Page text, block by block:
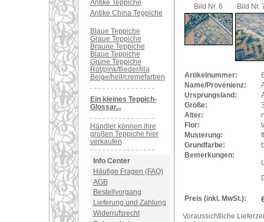
Antike Teppiche
Antike China Teppiche
Blaue Teppiche
Graue Teppiche
Braune Teppiche
Blaue Teppiche
Grüne Teppiche
Rot/pink/flieder/lila
Beige/hell/cremefarben
Ein kleines Teppich-
Glossar...
Händler können ihre
großen Teppiche hier
verkaufen
Info Center
Häufige Fragen (FAQ)
AGB
Bestellvorgang
Lieferung und Zahlung
Widerrufsrecht
Bild Nr. 6 Bild Nr.
Artikelnummer:
Name/Provenienz:
Ursprungsland:
Größe:
Alter:
Flor:
Musterung:
Grundfarbe:
Bemerkungen:
Preis (inkl. MwSt.):
Voraussichtliche